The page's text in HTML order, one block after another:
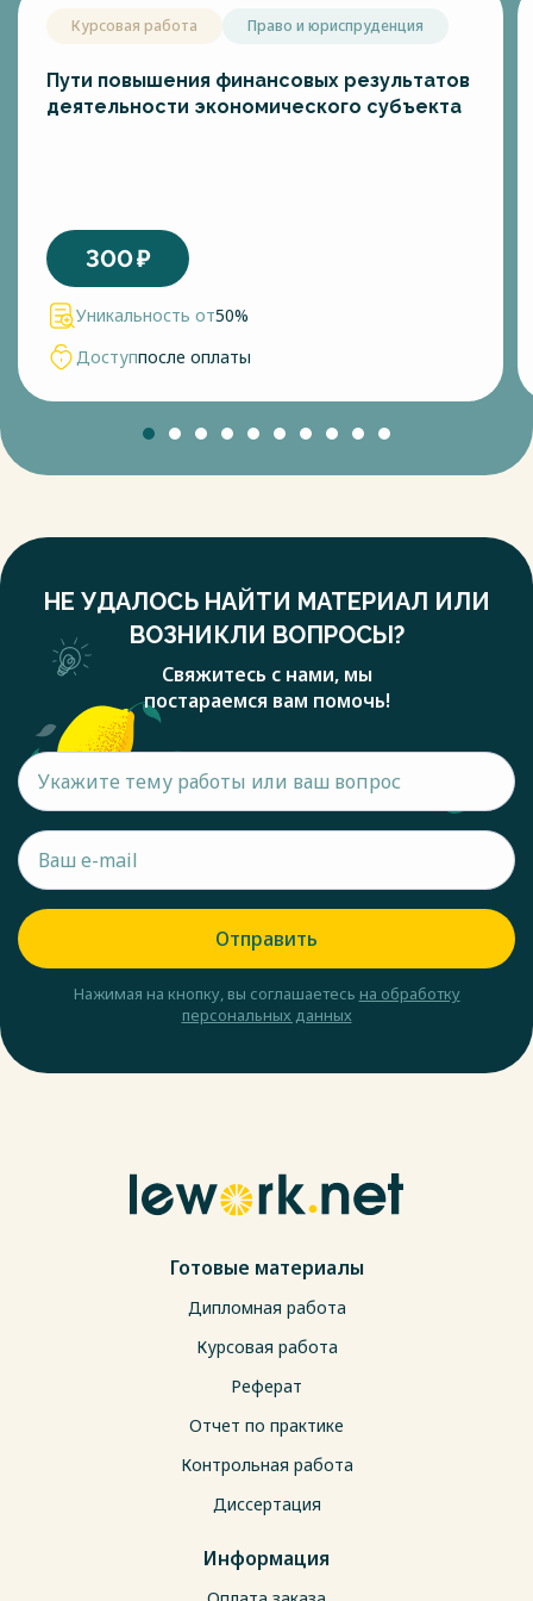
Курсовая работа Право и юриспруденция
Пути повышения финансовых результатов
деятельности экономического субъекта
300₽
Уникальность от50%
Доступпосле оплаты
НЕ УДАЛОСЬ НАЙТИ МАТЕРИАЛ ИЛИ
ВОЗНИКЛИ ВОПРОСЫ?
Свяжитесь с нами, мы
постараемся вам помочь!
Отправить
Нажимая на кнопку, вы соглашаетесь на обработку
персональных данных
Готовые материалы
Дипломная работа
Курсовая работа
Реферат
Отчет по практике
Контрольная работа
Диссертация
Информация